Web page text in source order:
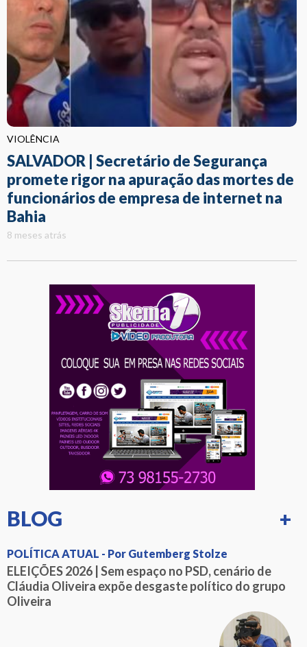
VIOLÊNCIA
SALVADOR | Secretário de Segurança
promete rigor na apuração das mortes de
funcionários de empresa de internet na
Bahia
8 meses atrás
BLOG +
POLÍTICA ATUAL - Por Gutemberg Stolze
ELEIÇÕES 2026 | Sem espaço no PSD, cenário de
Cláudia Oliveira expõe desgaste político do grupo
Oliveira